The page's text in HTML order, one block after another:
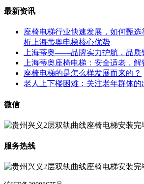
最新资讯
座椅电梯行业快速发展，如何甄
析上海蒂奥电梯核心优势
上海蒂奥——品牌实力护航，品质
上海蒂奥座椅电梯：安全适老，
座椅电梯的是怎么样发展而来的？
老人上下楼困难：关注老年群体的
微信
服务热线